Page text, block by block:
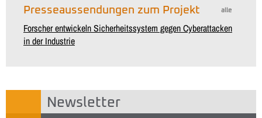
alle
Presseaussendungen zum Projekt
Forscher entwickeln Sicherheitssystem gegen Cyberattacken
in der Industrie
Newsletter